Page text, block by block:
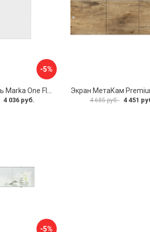
-5%
4 036 руб. 4 685 руб. 4 451
-5%